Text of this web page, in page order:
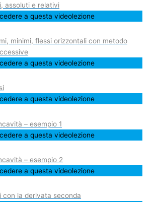
assoluti e relativi
a questa videolezione
minimi, flessi orizzontali con metodo
a questa videolezione
a questa videolezione
– esempio 1
a questa videolezione
– esempio 2
a questa videolezione
con la derivata seconda